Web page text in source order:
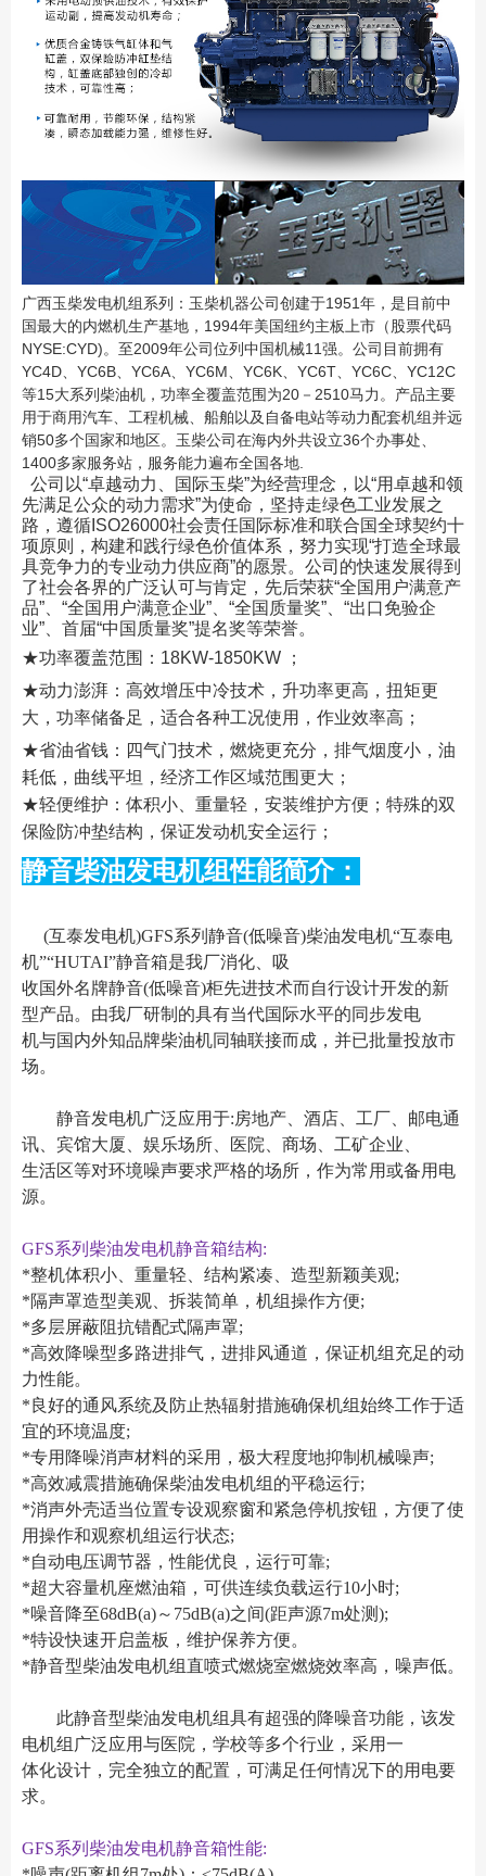
广西玉柴发电机组系列：玉柴机器公司创建于1951年，是目前中
国最大的内燃机生产基地，1994年美国纽约主板上市（股票代码
NYSE:CYD)。至2009年公司位列中国机械11强。公司目前拥有
YC4D、YC6B、 YC6A、YC6M、YC6K、YC6T、YC6C、YC12C
等15大系列柴油机，功率全覆盖范围为20－2510马力。产品主要
用于商用汽车、工程机械、船舶以及自备电站等动力配套机组并远
销50多个国家和地区。玉柴公司在海内外共设立36个办事处、
1400多家服务站，服务能力遍布全国各地.
公司以“卓越动力、国际玉柴”为经营理念，以“用卓越和领
先满足公众的动力需求”为使命，坚持走绿色工业发展之
路，遵循ISO26000社会责任国际标准和联合国全球契约十
项原则，构建和践行绿色价值体系， 努力实现“打造全球最
具竞争力的专业动力供应商”的愿景。公司的快速发展得到
了社会各界的广泛认可与肯定，先后荣获“全国用户满意产
品”、“全国用户满意企业”、“全国质量奖”、“出口免验企
业”、首届“中国质量奖”提名奖等荣誉。
★功率覆盖范围：18KW-1850KW ；
★动力澎湃：高效增压中冷技术，升功率更高，扭矩更
大，功率储备足，适合各种工况使用，作业效率高；
★省油省钱：四气门技术，燃烧更充分，排气烟度小，油
耗低，曲线平坦，经济工作区域范围更大；
★轻便维护：体积小、重量轻，安装维护方便；特殊的双
保险防冲垫结构，保证发动机安全运行；
静音柴油发电机组性能简介：
(互泰发电机)GFS系列静音(低噪音)柴油发电机“互泰电
机”“HUTAI”静音箱是我厂消化、吸
收国外名牌静音(低噪音)柜先进技术而自行设计开发的新
型产品。由我厂研制的具有当代国际水平的同步发电
机与国内外知品牌柴油机同轴联接而成，并已批量投放市
场。
静音发电机广泛应用于:房地产、酒店、工厂、邮电通
讯、宾馆大厦、娱乐场所、医院、商场、工矿企业、
生活区等对环境噪声要求严格的场所，作为常用或备用电
源。
GFS系列柴油发电机静音箱结构:
*整机体积小、重量轻、结构紧凑、造型新颖美观;
*隔声罩造型美观、拆装简单，机组操作方便;
*多层屏蔽阻抗错配式隔声罩;
*高效降噪型多路进排气，进排风通道，保证机组充足的动
力性能。
*良好的通风系统及防止热辐射措施确保机组始终工作于适
宜的环境温度;
*专用降噪消声材料的采用，极大程度地抑制机械噪声;
*高效减震措施确保柴油发电机组的平稳运行;
*消声外壳适当位置专设观察窗和紧急停机按钮，方便了使
用操作和观察机组运行状态;
*自动电压调节器，性能优良，运行可靠;
*超大容量机座燃油箱，可供连续负载运行10小时;
*噪音降至68dB(a)～75dB(a)之间(距声源7m处测);
*特设快速开启盖板，维护保养方便。
*静音型柴油发电机组直喷式燃烧室燃烧效率高，噪声低。
此静音型柴油发电机组具有超强的降噪音功能，该发
电机组广泛应用与医院，学校等多个行业，采用一
体化设计，完全独立的配置，可满足任何情况下的用电要
求。
GFS系列柴油发电机静音箱性能: